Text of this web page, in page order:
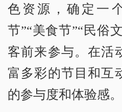
色资源，确定一
节”“美食节”“民俗
客前来参与。在活
富多彩的节目和互
的参与度和体验感。